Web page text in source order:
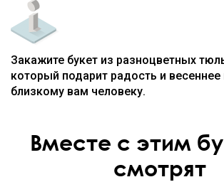
Закажите букет из разноцветных
который подарит радость и весеннее
близкому вам человеку.
Вместе с этим
смотрят